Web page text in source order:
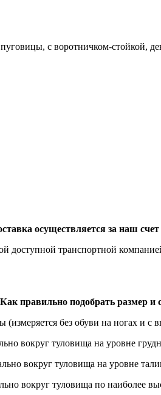
с воротничком-стойкой,
осуществляется за наш счет
доступной транспортной
Как правильно подобрать размер и
без обуви на ногах и
вокруг туловища на уровне
вокруг туловища на уровне
вокруг туловища по наиболее